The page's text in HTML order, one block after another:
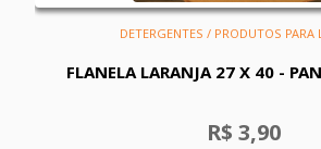
DETERGENTES / PRODUTOS PARA
FLANELA LARANJA 27 X 40 -
R$ 3,90